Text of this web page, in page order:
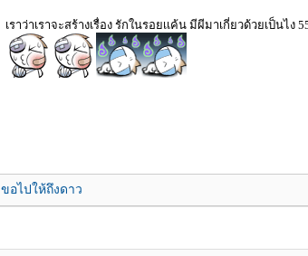
เราว่าเราจะสร้างเรื่อง รักในรอยเเค้น มีผีมาเกี่ยวด้วยเป็นไง
ขอไปให้ถึงดาว